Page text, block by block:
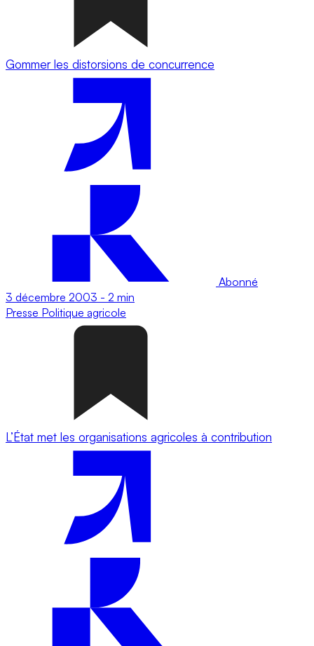
Gommer les distorsions de concurrence
Abonné
3 décembre 2003 - 2 min
Presse Politique agricole
L’État met les organisations agricoles à contribution